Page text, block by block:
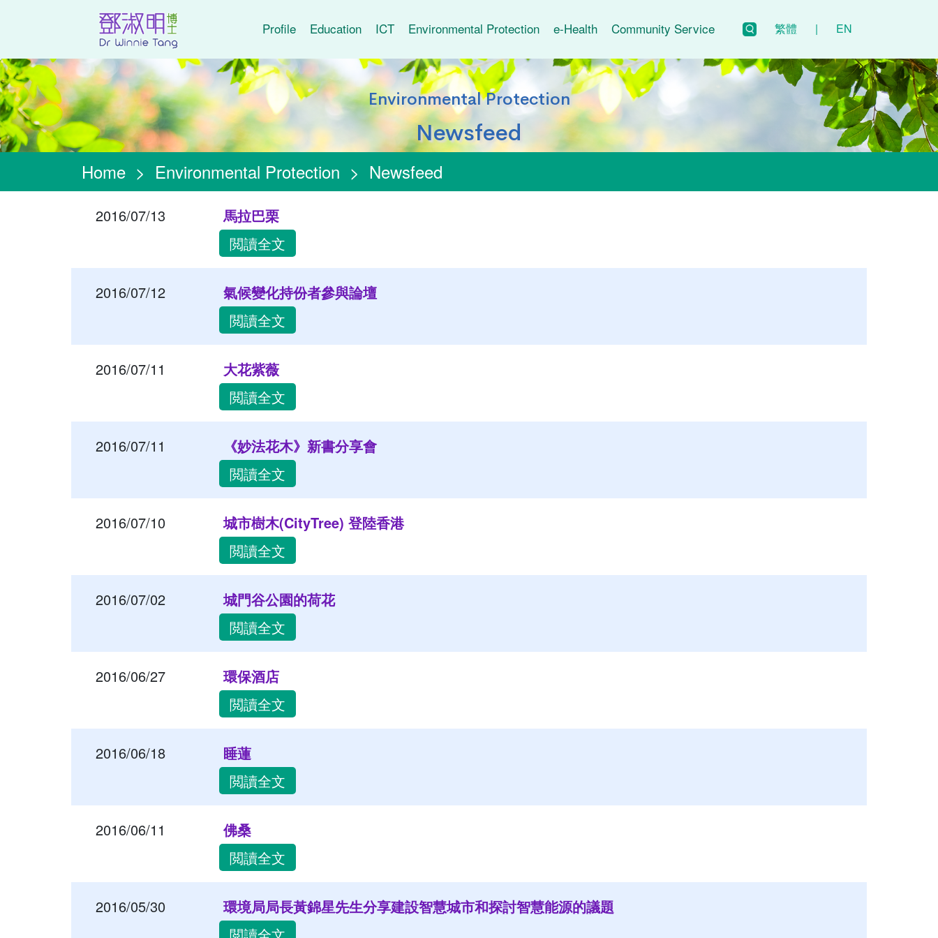
繁體 | EN
Profile Education ICT Environmental Protection e-Health Community Service
Environmental Protection
Newsfeed
Home > Environmental Protection > Newsfeed
2016/07/13
馬拉巴栗
閲讀全文
2016/07/12
氣候變化持份者參與論壇
閲讀全文
2016/07/11
大花紫薇
閲讀全文
2016/07/11
《妙法花木》新書分享會
閲讀全文
2016/07/10
城市樹木(CityTree) 登陸香港
閲讀全文
2016/07/02
城門谷公園的荷花
閲讀全文
2016/06/27
環保酒店
閲讀全文
2016/06/18
睡蓮
閲讀全文
2016/06/11
佛桑
閲讀全文
2016/05/30
環境局局長黃錦星先生分享建設智慧城市和探討智慧能源的議題